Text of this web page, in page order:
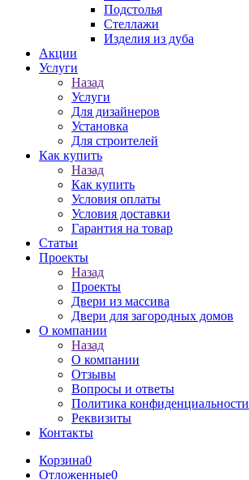
Подстолья
Стеллажи
Изделия из дуба
Акции
Услуги
Назад
Услуги
Для дизайнеров
Установка
Для строителей
Как купить
Назад
Как купить
Условия оплаты
Условия доставки
Гарантия на товар
Статьи
Проекты
Назад
Проекты
Двери из массива
Двери для загородных домов
О компании
Назад
О компании
Отзывы
Вопросы и ответы
Политика конфиденциальности
Реквизиты
Контакты
Корзина0
Отложенные0